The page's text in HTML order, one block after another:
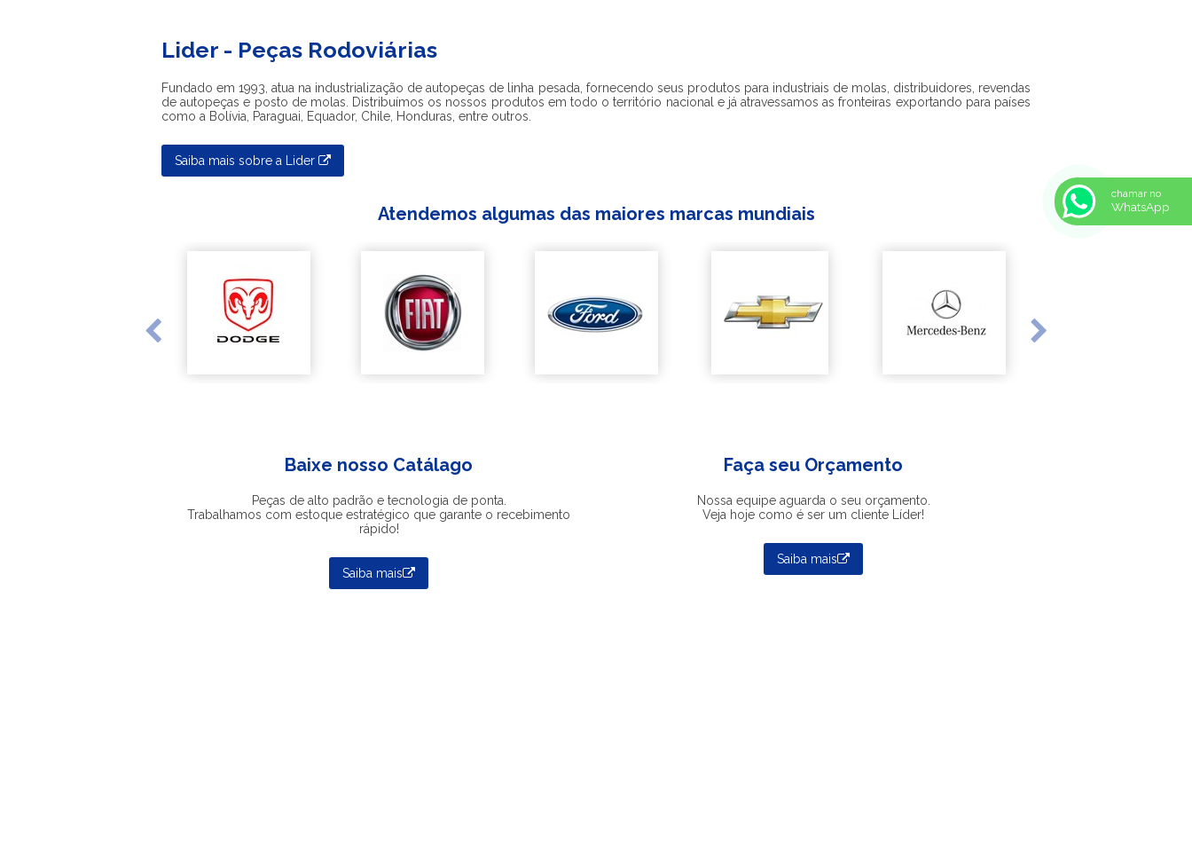
Lider - Peças Rodoviárias
Fundado em 1993, atua na industrialização de autopeças de linha pesada, fornecendo seus produtos para industriais de molas, distribuidores, revendas
de autopeças e posto de molas. Distribuímos os nossos produtos em todo o território nacional e já atravessamos as fronteiras exportando para países
como a Bolívia, Paraguai, Equador, Chile, Honduras, entre outros.
Saiba mais sobre a Lider
Atendemos algumas das maiores marcas mundiais
Baixe nosso Catálago
Peças de alto padrão e tecnologia de ponta.
Trabalhamos com estoque estratégico que garante o recebimento
rápido!
Saiba mais
Faça seu Orçamento
Nossa equipe aguarda o seu orçamento.
Veja hoje como é ser um cliente Líder!
Saiba mais
chamar no
WhatsApp